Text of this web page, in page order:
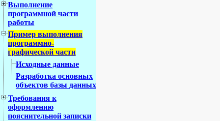
Выполнение
программной части
работы
Пример выполнения
программно-
графической части
Исходные данные
Разработка основных
объектов базы данных
Требования к
оформлению
пояснительной записки